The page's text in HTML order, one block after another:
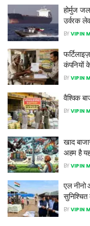
होर्मुज
उर्वरक
BY VIPIN
कंपनियों
BY VIPIN
वैश्विक
BY VIPIN
खाद
अहम है
BY VIPIN
एल नीनो
BY VIPIN